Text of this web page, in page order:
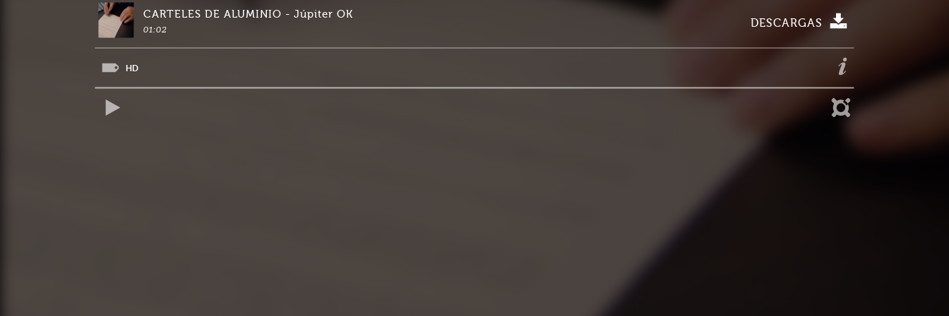
CARTELES DE ALUMINIO - Júpiter OK
01:02 DESCARGAS
HD